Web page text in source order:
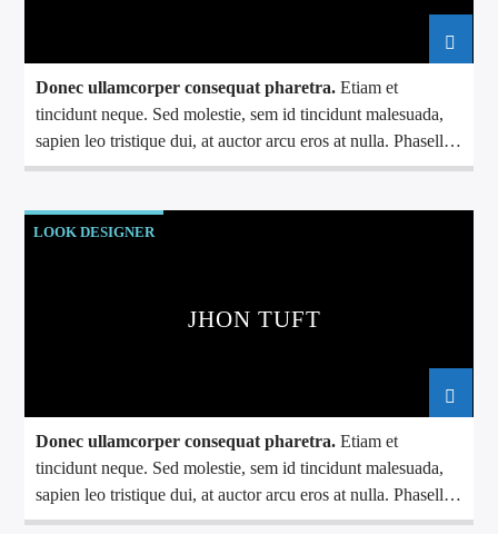
Donec ullamcorper consequat pharetra. Etiam et
tincidunt neque. Sed molestie, sem id tincidunt malesuada,
sapien leo tristique dui, at auctor arcu eros at nulla. Phasellus
lacus ante, feugiat eu enim.
LOOK DESIGNER
JHON TUFT
Donec ullamcorper consequat pharetra. Etiam et
tincidunt neque. Sed molestie, sem id tincidunt malesuada,
sapien leo tristique dui, at auctor arcu eros at nulla. Phasellus
lacus ante, feugiat eu enim.